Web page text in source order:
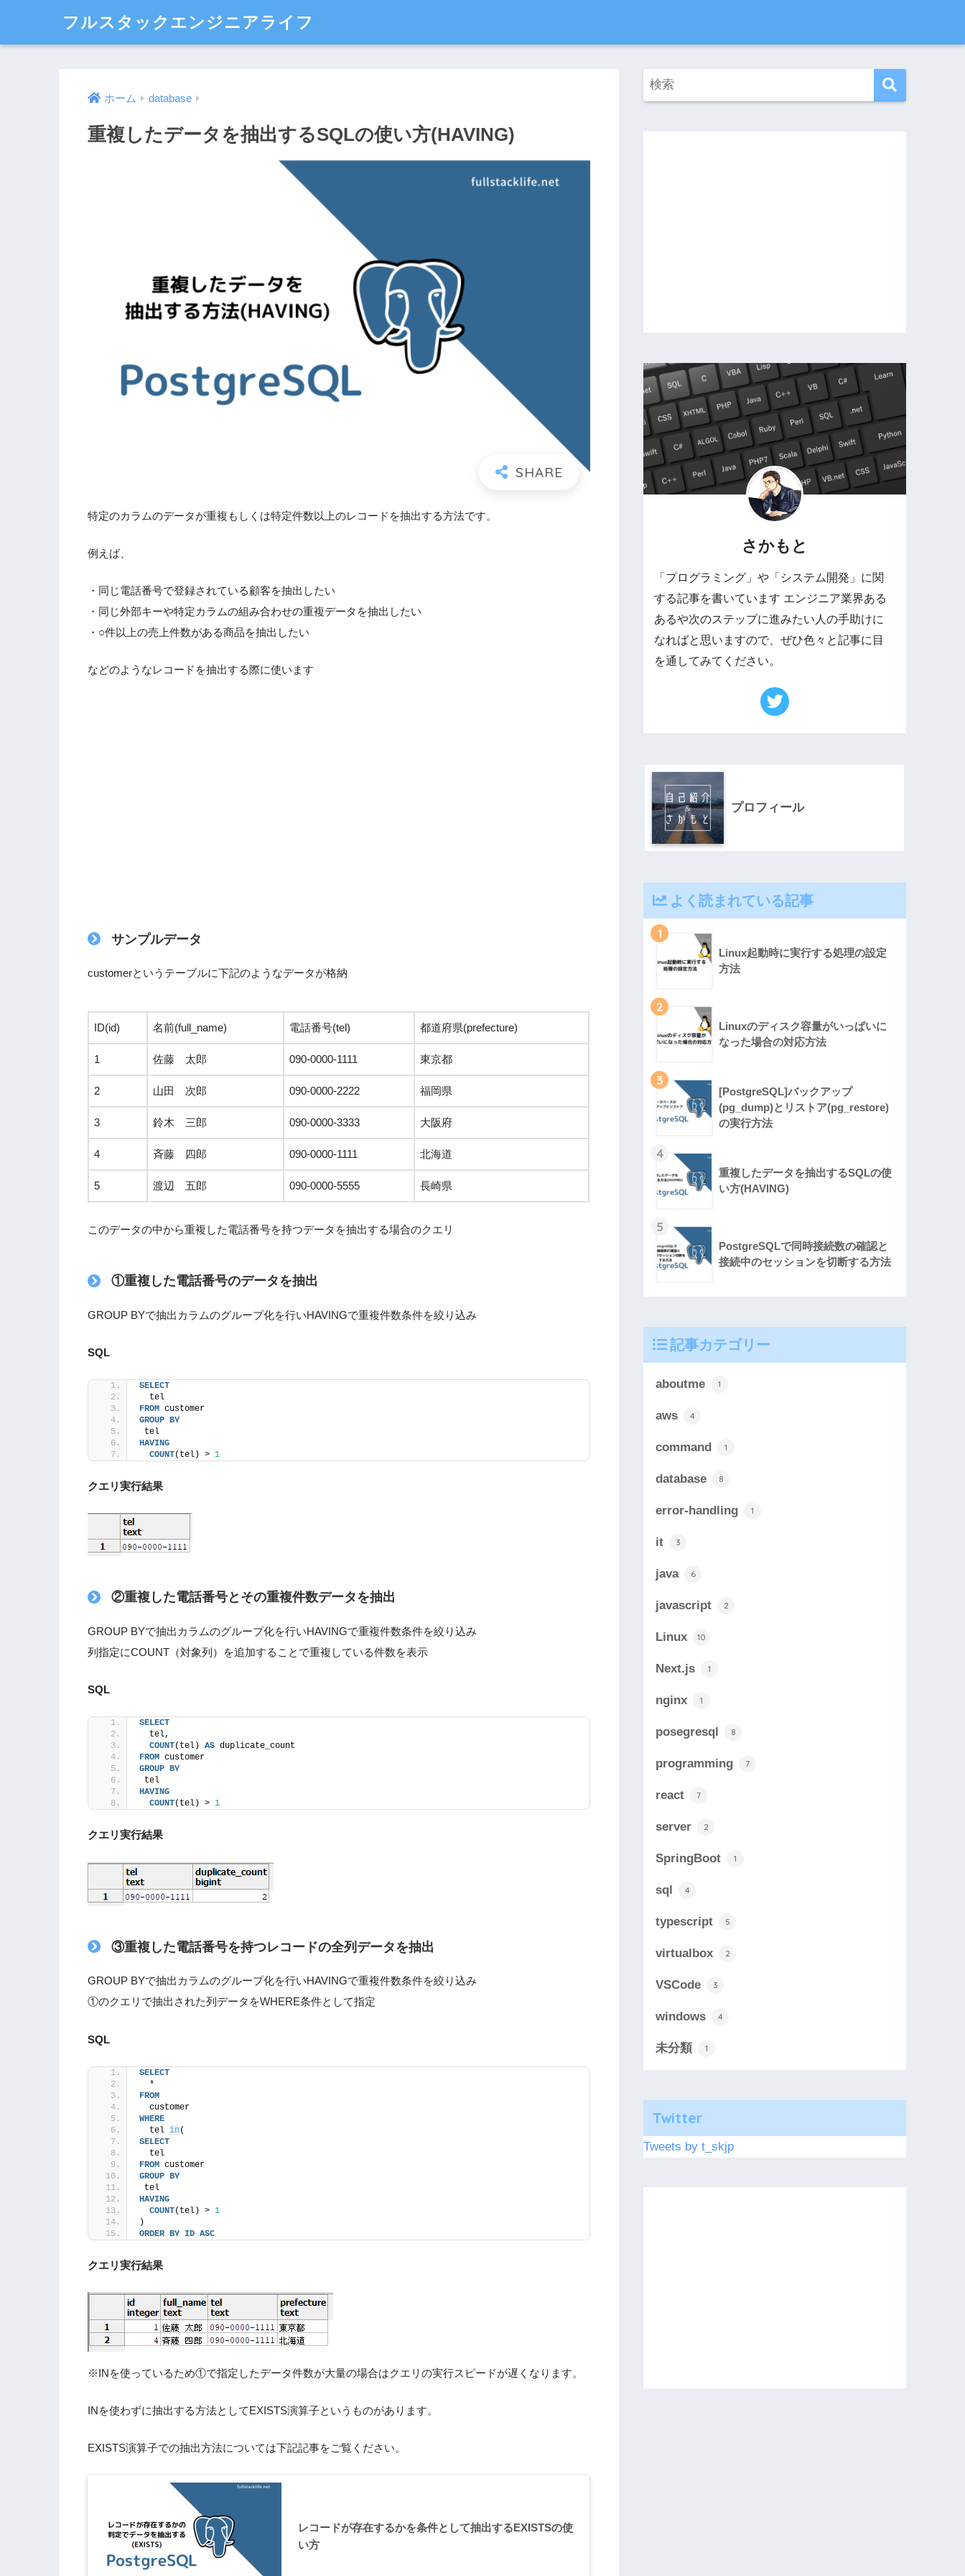
フルスタックエンジニアライフ
ホーム database
重複したデータを抽出するSQLの使い方(HAVING)
特定のカラムのデータが重複もしくは特定件数以上のレコードを抽出する方法です。
例えば、
・同じ電話番号で登録されている顧客を抽出したい
・同じ外部キーや特定カラムの組み合わせの重複データを抽出したい
・○件以上の売上件数がある商品を抽出したい
などのようなレコードを抽出する際に使います
サンプルデータ
customerというテーブルに下記のようなデータが格納
ID(id) 名前(full_name) 電話番号(tel) 都道府県(prefecture)
1 佐藤 太郎 090-0000-1111 東京都
2 山田 次郎 090-0000-2222 福岡県
3 鈴木 三郎 090-0000-3333 大阪府
4 斉藤 四郎 090-0000-1111 北海道
5 渡辺 五郎 090-0000-5555 長崎県
このデータの中から重複した電話番号を持つデータを抽出する場合のクエリ
①重複した電話番号のデータを抽出
GROUP BYで抽出カラムのグループ化を行いHAVINGで重複件数条件を絞り込み
SQL
SELECT
  tel
FROM customer
GROUP BY
tel
HAVING
COUNT(tel) > 1
クエリ実行結果
②重複した電話番号とその重複件数データを抽出
GROUP BYで抽出カラムのグループ化を行いHAVINGで重複件数条件を絞り込み
列指定にCOUNT（対象列）を追加することで重複している件数を表示
SQL
SELECT
  tel,
COUNT(tel) AS duplicate_count
FROM customer
GROUP BY
tel
HAVING
COUNT(tel) > 1
クエリ実行結果
③重複した電話番号を持つレコードの全列データを抽出
GROUP BYで抽出カラムのグループ化を行いHAVINGで重複件数条件を絞り込み
①のクエリで抽出された列データをWHERE条件として指定
SQL
SELECT
  *
FROM
  customer
WHERE
  tel
in (
SELECT
  tel
FROM customer
GROUP BY
tel
HAVING
COUNT(tel) > 1
)
ORDER BY ID ASC
クエリ実行結果
※INを使っているため①で指定したデータ件数が大量の場合はクエリの実行スピードが遅くなります。
INを使わずに抽出する方法としてEXISTS演算子というものがあります。
EXISTS演算子での抽出方法については下記記事をご覧ください。
レコードが存在するかを条件として抽出するEXISTSの使
い方
さかもと
「プログラミング」や「システム開発」に関
する記事を書いています エンジニア業界ある
あるや次のステップに進みたい人の手助けに
なればと思いますので、ぜひ色々と記事に目
を通してみてください。
プロフィール
よく読まれている記事
1
Linux起動時に実行する処理の設定
方法
2
Linuxのディスク容量がいっぱいに
なった場合の対応方法
3
[PostgreSQL]バックアップ
(pg_dump)とリストア(pg_restore)
の実行方法
4
重複したデータを抽出するSQLの使
い方(HAVING)
5
PostgreSQLで同時接続数の確認と
接続中のセッションを切断する方法
記事カテゴリー
aboutme 1
aws 4
command 1
database 8
error-handling 1
it 3
java 6
javascript 2
Linux 10
Next.js 1
nginx 1
posegresql 8
programming 7
react 7
server 2
SpringBoot 1
sql 4
typescript 5
virtualbox 2
VSCode 3
windows 4
未分類 1
Twitter
Tweets by t_skjp